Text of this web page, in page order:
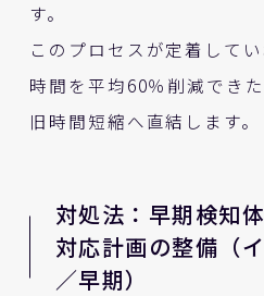
す。
このプロセスが定着して
時間を平均60％削減でき
旧時間短縮へ直結します。
対処法：早期検知
対応計画の整備（
／早期）